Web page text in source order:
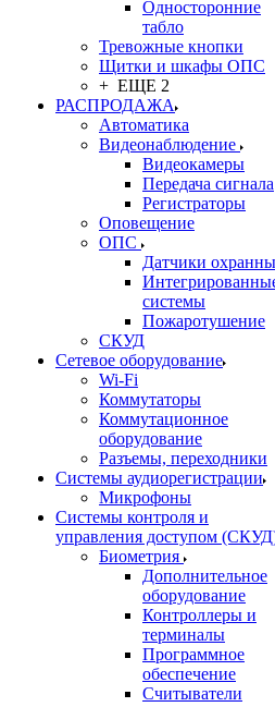
Односторонние
табло
Тревожные кнопки
Щитки и шкафы ОПС
+ ЕЩЕ 2
РАСПРОДАЖА
Автоматика
Видеонаблюдение
Видеокамеры
Передача сигнала
Регистраторы
Оповещение
ОПС
Датчики
системы
Пожаротушение
СКУД
Сетевое оборудование
Wi-Fi
Коммутаторы
Коммутационное
оборудование
Разъемы, переходники
Системы аудиорегистрации
Микрофоны
Системы контроля и
управления доступом
Биометрия
Дополнительное
оборудование
Контроллеры и
терминалы
Программное
обеспечение
Считыватели